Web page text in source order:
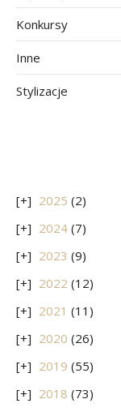
Konkursy
Inne
Stylizacje
2025 (2)
2024 (7)
2023 (9)
2022 (12)
2021 (11)
2020 (26)
2019 (55)
2018 (73)